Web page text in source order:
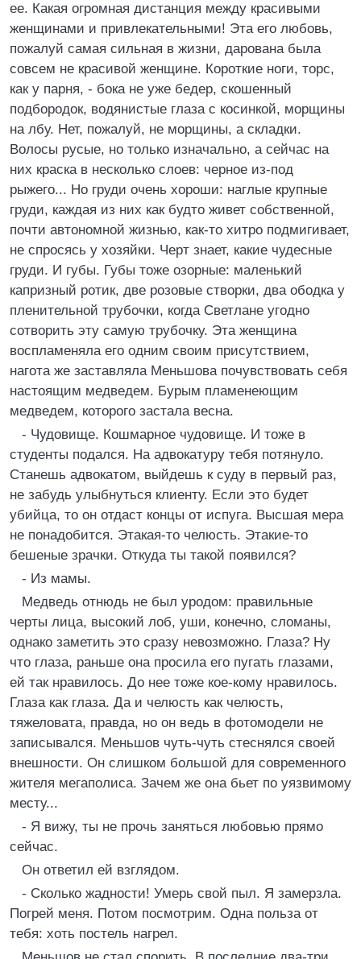
ее. Какая огромная дистанция между красивыми
женщинами и привлекательными! Эта его любовь,
пожалуй самая сильная в жизни, дарована была
совсем не красивой женщине. Короткие ноги, торс,
как у парня, - бока не уже бедер, скошенный
подбородок, водянистые глаза с косинкой, морщины
на лбу. Нет, пожалуй, не морщины, а складки.
Волосы русые, но только изначально, а сейчас на
них краска в несколько слоев: черное из-под
рыжего... Но груди очень хороши: наглые крупные
груди, каждая из них как будто живет собственной,
почти автономной жизнью, как-то хитро подмигивает,
не спросясь у хозяйки. Черт знает, какие чудесные
груди. И губы. Губы тоже озорные: маленький
капризный ротик, две розовые створки, два ободка у
пленительной трубочки, когда Светлане угодно
сотворить эту самую трубочку. Эта женщина
воспламеняла его одним своим присутствием,
нагота же заставляла Меньшова почувствовать себя
настоящим медведем. Бурым пламенеющим
медведем, которого застала весна.
- Чудовище. Кошмарное чудовище. И тоже в
студенты подался. На адвокатуру тебя потянуло.
Станешь адвокатом, выйдешь к суду в первый раз,
не забудь улыбнуться клиенту. Если это будет
убийца, то он отдаст концы от испуга. Высшая мера
не понадобится. Этакая-то челюсть. Этакие-то
бешеные зрачки. Откуда ты такой появился?
- Из мамы.
Медведь отнюдь не был уродом: правильные
черты лица, высокий лоб, уши, конечно, сломаны,
однако заметить это сразу невозможно. Глаза? Ну
что глаза, раньше она просила его пугать глазами,
ей так нравилось. До нее тоже кое-кому нравилось.
Глаза как глаза. Да и челюсть как челюсть,
тяжеловата, правда, но он ведь в фотомодели не
записывался. Меньшов чуть-чуть стеснялся своей
внешности. Он слишком большой для современного
жителя мегаполиса. Зачем же она бьет по уязвимому
месту...
- Я вижу, ты не прочь заняться любовью прямо
сейчас.
Он ответил ей взглядом.
- Сколько жадности! Умерь свой пыл. Я замерзла.
Погрей меня. Потом посмотрим. Одна польза от
тебя: хоть постель нагрел.